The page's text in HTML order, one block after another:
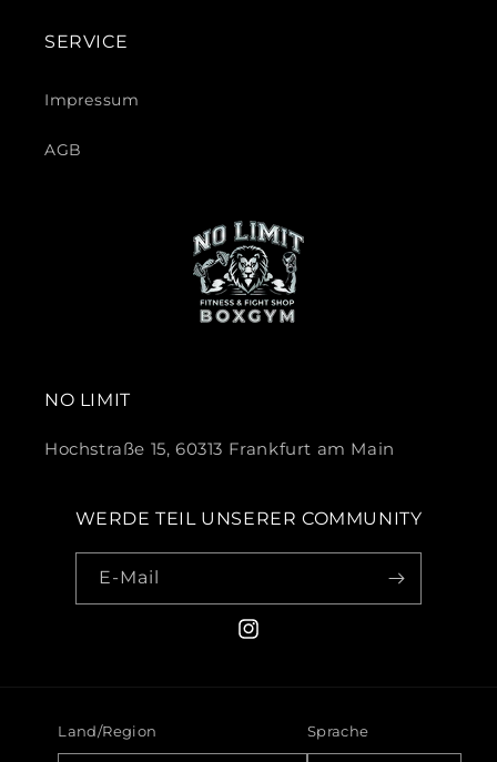
SERVICE
Impressum
AGB
NO LIMIT
Hochstraße 15, 60313 Frankfurt am Main
WERDE TEIL UNSERER COMMUNITY
E-Mail
Instagram
Land/Region Sprache